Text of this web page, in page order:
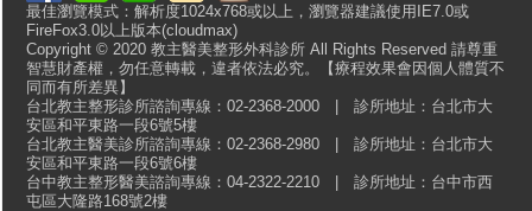
最佳瀏覽模式：解析度1024x768或以上，瀏覽器建議使用IE7.0或
FireFox3.0以上版本(cloudmax)
Copyright © 2020 教主醫美整形外科診所 All Rights Reserved 請尊重
智慧財產權，勿任意轉載，違者依法必究。【療程效果會因個人體質不
同而有所差異】
台北教主整形診所諮詢專線：02-2368-2000 | 診所地址：台北市大
安區和平東路一段6號5樓
台北教主醫美診所諮詢專線：02-2368-2980 | 診所地址：台北市大
安區和平東路一段6號6樓
台中教主整形醫美諮詢專線：04-2322-2210 | 診所地址：台中市西
屯區大隆路168號2樓